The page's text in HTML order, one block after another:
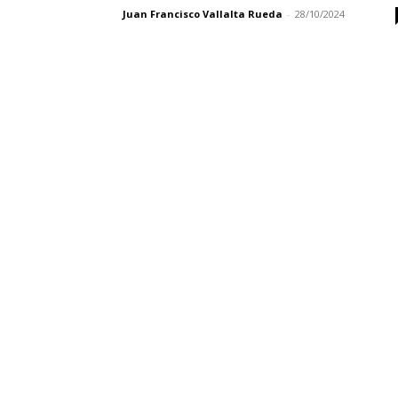
Juan Francisco Vallalta Rueda - 28/10/2024